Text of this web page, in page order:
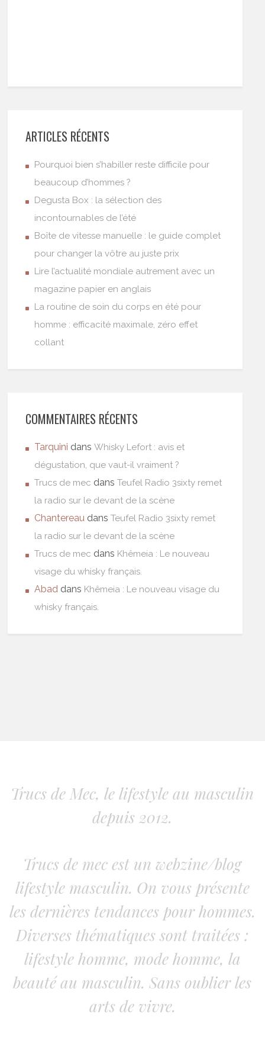
ARTICLES RÉCENTS
Pourquoi bien s’habiller reste difficile pour
beaucoup d’hommes ?
Degusta Box : la sélection des
incontournables de l’été
Boîte de vitesse manuelle : le guide complet
pour changer la vôtre au juste prix
Lire l’actualité mondiale autrement avec un
magazine papier en anglais
La routine de soin du corps en été pour
homme : efficacité maximale, zéro effet
collant
COMMENTAIRES RÉCENTS
Tarquini dansWhisky Lefort : avis et
dégustation, que vaut-il vraiment ?
Trucs de mec dansTeufel Radio 3sixty remet
la radio sur le devant de la scène
Chantereau dansTeufel Radio 3sixty remet
la radio sur le devant de la scène
Trucs de mec dans Khêmeia : Le nouveau
visage du whisky français.
Abad dans Khêmeia : Le nouveau visage du
whisky français.
Trucs de Mec, le lifestyle au masculin
depuis 2012.
Trucs de mec est un webzine/blog
lifestyle masculin. On vous présente
les dernières tendances pour hommes.
Diverses thématiques sont traitées :
lifestyle homme, mode homme, la
beauté au masculin. Sans oublier les
arts de vivre.